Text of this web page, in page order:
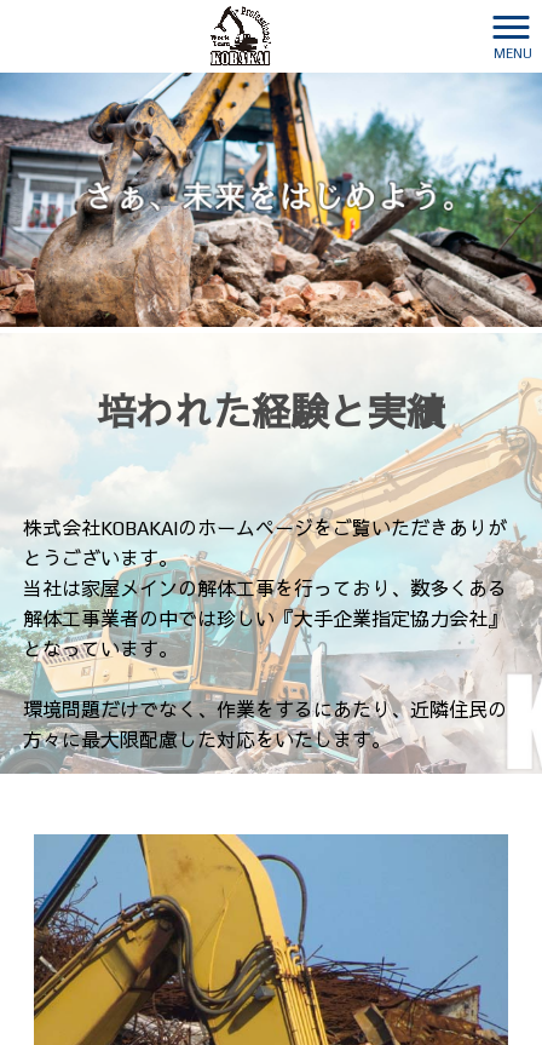
MENU
培われた経験と実績
株式会社KOBAKAIのホームページをご覧いただきありが
とうございます。
当社は家屋メインの解体工事を行っており、数多くある
解体工事業者の中では珍しい『大手企業指定協力会社』
となっています。
環境問題だけでなく、作業をするにあたり、近隣住民の
方々に最大限配慮した対応をいたします。